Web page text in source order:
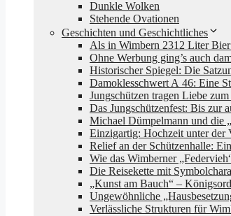
Dunkle Wolken
Stehende Ovationen
Geschichten und Geschichtliches
Als in Wimbern 2312 Liter
Ohne Werbung ging’s auch
Historischer Spiegel: Die
Damoklesschwert A 46: Eine
Jungschützen tragen Liebe
Das Jungschützenfest: Bis zur
Michael Dümpelmann und die
Einzigartig: Hochzeit unter der
Relief an der Schützenhalle:
Wie das Wimberner
Die Reisekette mit
„Kunst am Bauch“ –
Ungewöhnliche
Verlässliche Strukturen für